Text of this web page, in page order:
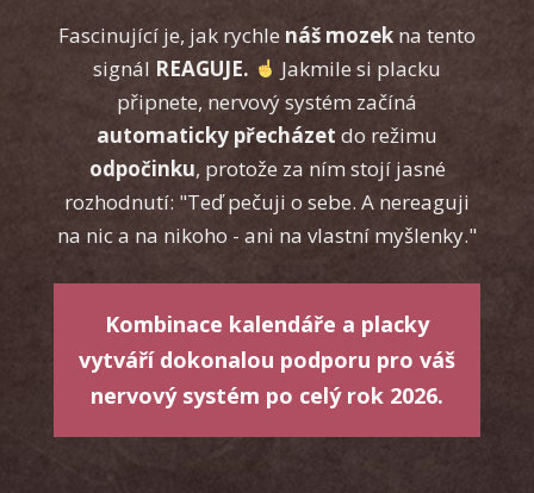
Fascinující je, jak rychle náš mozek na tento
signál REAGUJE.
Jakmile si placku
připnete, nervový systém začíná
automaticky přecházet do režimu
odpočinku, protože za ním stojí jasné
rozhodnutí: "Teď pečuji o sebe. A nereaguji
na nic a na nikoho - ani na vlastní myšlenky."
Kombinace kalendáře a placky
vytváří dokonalou podporu pro váš
nervový systém po celý rok 2026.